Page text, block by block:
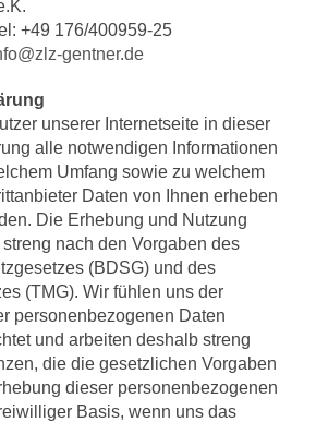
+49 176/400959-25
gentner.de
unserer Internetseite in dieser
alle notwendigen Informationen
Umfang sowie zu welchem
Daten von Ihnen erheben
Die Erhebung und Nutzung
streng nach den Vorgaben des
(BDSG) und des
(TMG). Wir fühlen uns der
personenbezogenen Daten
und arbeiten deshalb streng
die die gesetzlichen Vorgaben
dieser personenbezogenen
Basis, wenn uns das